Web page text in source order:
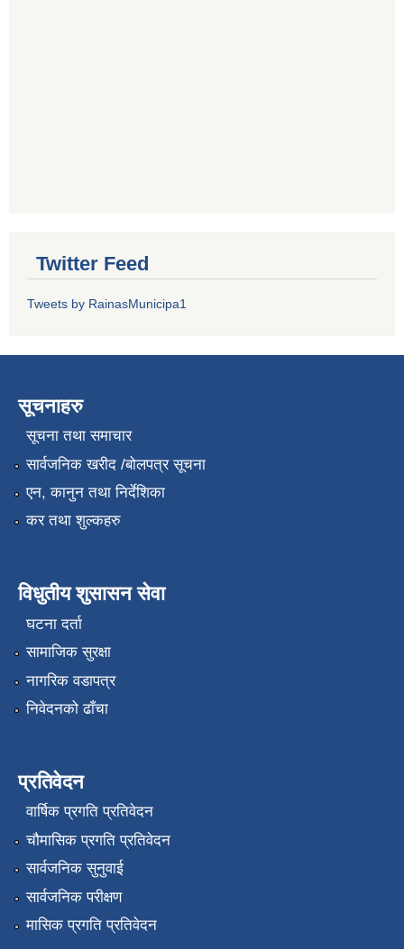
Twitter Feed
Tweets by RainasMunicipa1
सूचनाहरु
सूचना तथा समाचार
सार्वजनिक खरीद /बोलपत्र सूचना
एन, कानुन तथा निर्देशिका
कर तथा शुल्कहरु
विधुतीय शुसासन सेवा
घटना दर्ता
सामाजिक सुरक्षा
नागरिक वडापत्र
निवेदनको ढाँचा
प्रतिवेदन
वार्षिक प्रगति प्रतिवेदन
चौमासिक प्रगति प्रतिवेदन
सार्वजनिक सुनुवाई
सार्वजनिक परीक्षण
मासिक प्रगति प्रतिवेदन